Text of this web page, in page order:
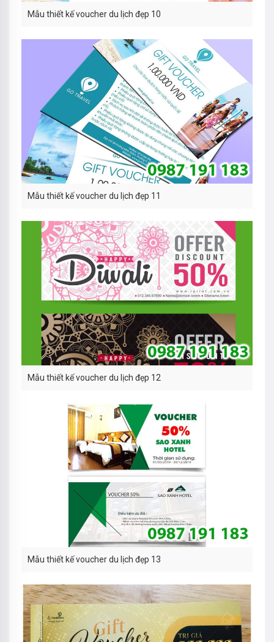
Mẫu thiết kế voucher du lịch đẹp 10
Mẫu thiết kế voucher du lịch đẹp 11
Mẫu thiết kế voucher du lịch đẹp 12
Mẫu thiết kế voucher du lịch đẹp 13